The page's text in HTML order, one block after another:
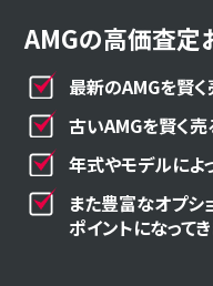
AMGの高価査定
最新のAMGを賢く
古いAMGを賢く売
年式やモデルによ
また豊富なオプ
ポイントになってき